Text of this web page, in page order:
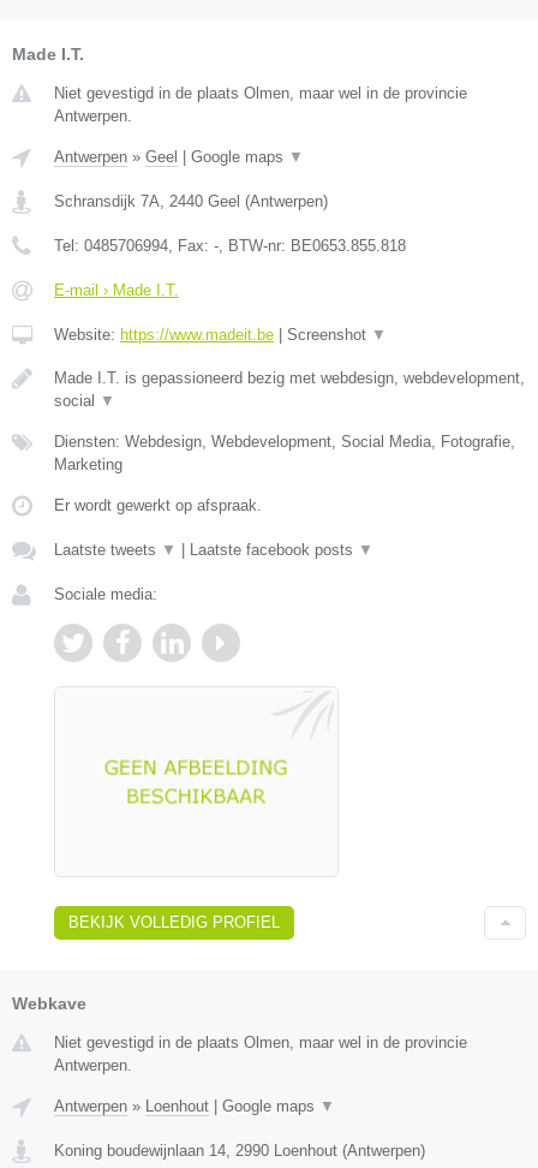
Made I.T.
Niet gevestigd in de plaats Olmen, maar wel in de provincie
Antwerpen.
Antwerpen » Geel Google maps ▼
Schransdijk 7A, 2440 Geel (Antwerpen)
Tel: 0485706994, Fax: -, BTW-nr: BE0653.855.818
E-mail › Made I.T.
Website: https://www.madeit.be Screenshot ▼
Made I.T. is gepassioneerd bezig met webdesign, webdevelopment,
social
▼
Diensten: Webdesign, Webdevelopment, Social Media, Fotografie,
Marketing
Er wordt gewerkt op afspraak.
Laatste tweets ▼ Laatste facebook posts ▼
Sociale media:
BEKIJK VOLLEDIG PROFIEL
Webkave
Niet gevestigd in de plaats Olmen, maar wel in de provincie
Antwerpen.
Antwerpen » Loenhout Google maps ▼
Koning boudewijnlaan 14 2990 Loenhout (Antwerpen)